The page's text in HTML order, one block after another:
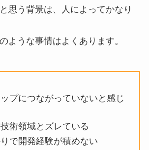
思う背景は、人によってかなり
ような事情はよくあります。
プにつながっていないと感じ
術領域とズレている
で開発経験が積めない